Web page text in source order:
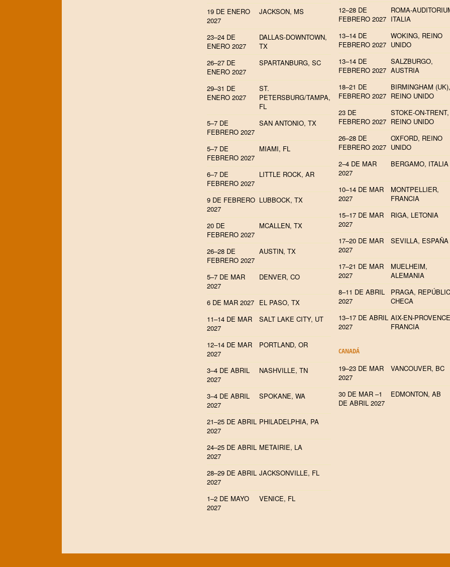
19 DE ENERO
2027
JACKSON, MS
23–24 DE
ENERO 2027
DALLAS-DOWNTOWN,
TX
26–27 DE
ENERO 2027
SPARTANBURG, SC
29–31 DE
ENERO 2027
ST.
PETERSBURG/TAMPA,
FL
5–7 DE
FEBRERO 2027
SAN ANTONIO, TX
5–7 DE
FEBRERO 2027
MIAMI, FL
6–7 DE
FEBRERO 2027
LITTLE ROCK, AR
9 DE FEBRERO
2027
LUBBOCK, TX
20 DE
FEBRERO 2027
MCALLEN, TX
26–28 DE
FEBRERO 2027
AUSTIN, TX
5–7 DE MAR
2027
DENVER, CO
6 DE MAR 2027 EL PASO, TX
11–14 DE MAR
2027
SALT LAKE CITY, UT
12–14 DE MAR
2027
PORTLAND, OR
3–4 DE ABRIL
2027
NASHVILLE, TN
3–4 DE ABRIL
2027
SPOKANE, WA
21–25 DE ABRIL
2027
PHILADELPHIA, PA
24–25 DE ABRIL
2027
METAIRIE, LA
28–29 DE ABRIL
2027
JACKSONVILLE, FL
1–2 DE MAYO
2027
VENICE, FL
12–28 DE
FEBRERO 2027
ROMA-
ITALIA
13–14 DE
FEBRERO 2027
WOKING, REINO
UNIDO
13–14 DE
FEBRERO 2027
SALZBURGO,
AUSTRIA
18–21 DE
FEBRERO 2027
BIRMINGHAM
REINO UNIDO
23 DE
FEBRERO 2027
STOKE-ON-TRENT,
REINO UNIDO
26–28 DE
FEBRERO 2027
OXFORD, REINO
UNIDO
2–4 DE MAR
2027
BERGAMO, ITALIA
10–14 DE MAR
2027
MONTPELLIER,
FRANCIA
15–17 DE MAR
2027
RIGA, LETONIA
17–20 DE MAR
2027
SEVILLA, ESPAÑA
17–21 DE MAR
2027
MUELHEIM,
ALEMANIA
8–11 DE ABRIL
2027
PRAGA,
CHECA
13–17 DE ABRIL
2027
AIX-EN-
FRANCIA
CANADÁ
19–23 DE MAR
2027
VANCOUVER, BC
30 DE MAR –1
DE ABRIL 2027
EDMONTON, AB